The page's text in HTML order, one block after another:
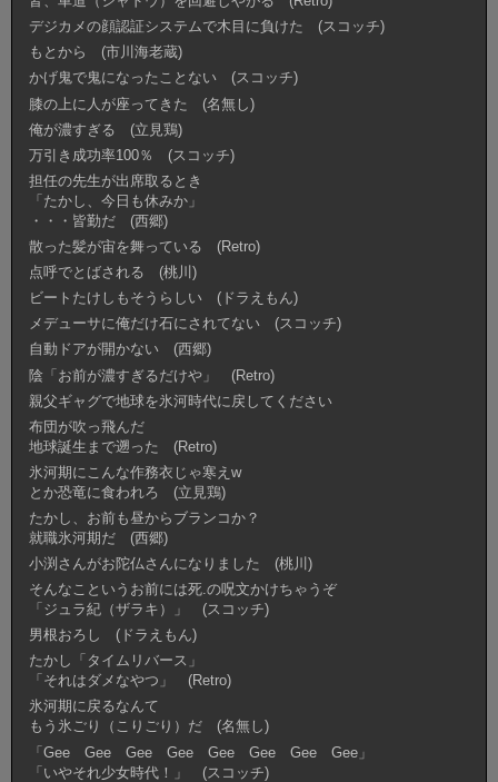
デジカメの顔認証システムで木目に負けた (スコッチ)
もとから (市川海老蔵)
かげ鬼で鬼になったことない (スコッチ)
膝の上に人が座ってきた (名無し)
俺が濃すぎる (立見鶏)
万引き成功率100％ (スコッチ)
担任の先生が出席取るとき
「たかし、今日も休みか」
・・・皆勤だ (西郷)
散った髪が宙を舞っている (Retro)
点呼でとばされる (桃川)
ビートたけしもそうらしい (ドラえもん)
メデューサに俺だけ石にされてない (スコッチ)
自動ドアが開かない (西郷)
陰「お前が濃すぎるだけや」 (Retro)
親父ギャグで地球を氷河時代に戻してください
布団が吹っ飛んだ
地球誕生まで遡った (Retro)
氷河期にこんな作務衣じゃ寒えw
とか恐竜に食われろ (立見鶏)
たかし、お前も昼からブランコか？
就職氷河期だ (西郷)
小渕さんがお陀仏さんになりました (桃川)
そんなこというお前には死.の呪文かけちゃうぞ
「ジュラ紀（ザラキ）」 (スコッチ)
男根おろし (ドラえもん)
たかし「タイムリバース」
「それはダメなやつ」 (Retro)
氷河期に戻るなんて
もう氷ごり（こりごり）だ (名無し)
「Gee Gee Gee Gee Gee Gee Gee Gee」
「いやそれ少女時代！」 (スコッチ)